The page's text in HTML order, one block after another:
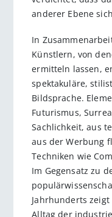
anderer Ebene
In
Künstlern, von
ermitteln lassen,
spektakuläre,
Bildsprache.
Futurismus,
Sachlichkeit, aus
aus der Werbung
Techniken wie
Im Gegensatz zu
Jahrhunderts
Alltag der